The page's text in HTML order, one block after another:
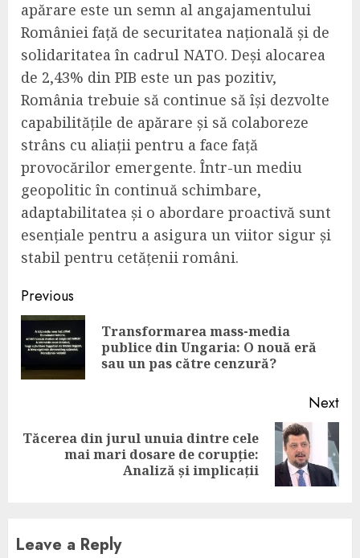
apărare este un semn al angajamentului
României față de securitatea națională și de
solidaritatea în cadrul NATO. Deși alocarea
de 2,43% din PIB este un pas pozitiv,
România trebuie să continue să își dezvolte
capabilitățile de apărare și să colaboreze
strâns cu aliații pentru a face față
provocărilor emergente. Într-un mediu
geopolitic în continuă schimbare,
adaptabilitatea și o abordare proactivă sunt
esențiale pentru a asigura un viitor sigur și
stabil pentru cetățenii români.
Continue
Reading
Previous
Transformarea mass-media
publice din Ungaria: O nouă eră
sau un pas către cenzură?
Next
Next
Tăcerea din jurul unuia dintre cele
mai mari dosare de corupție:
Analiză și implicații
Leave a Reply